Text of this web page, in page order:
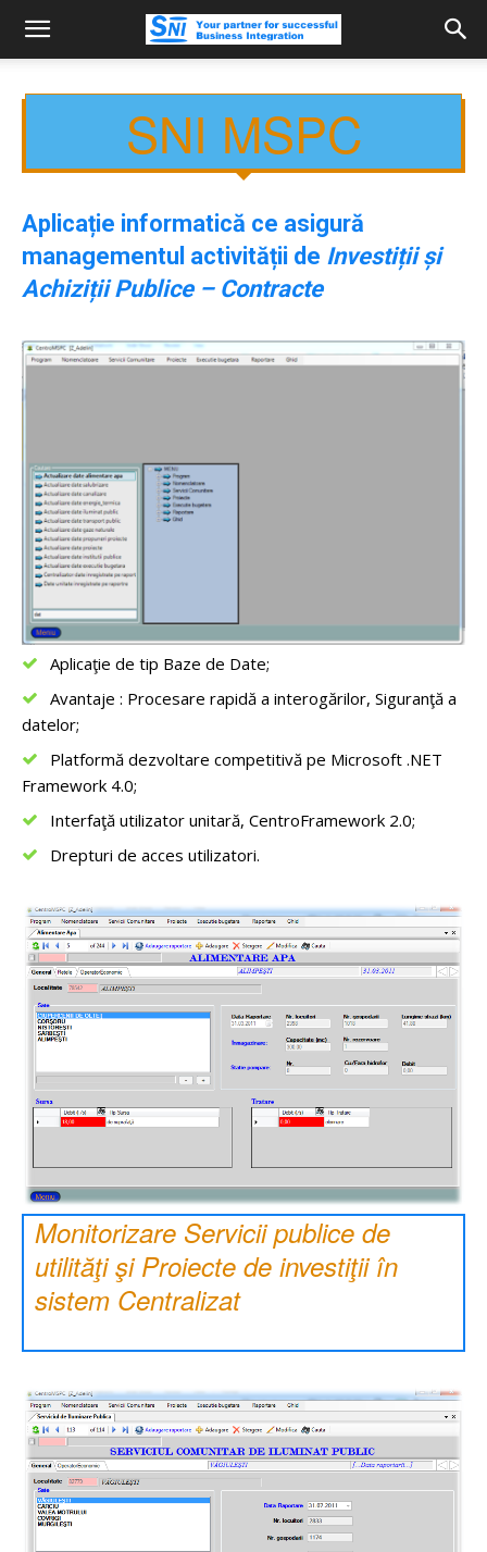
SNI MSPC
Aplicație informatică ce asigură
managementul activității de Investiții și
Achiziții Publice – Contracte
Aplicaţie de tip Baze de Date;
Avantaje : Procesare rapidă a interogărilor, Siguranţă a
datelor;
Platformă dezvoltare competitivă pe Microsoft .NET
Framework 4.0;
Interfaţă utilizator unitară, CentroFramework 2.0;
Drepturi de acces utilizatori.
Monitorizare Servicii publice de
utilităţi şi Proiecte de investiţii în
sistem Centralizat